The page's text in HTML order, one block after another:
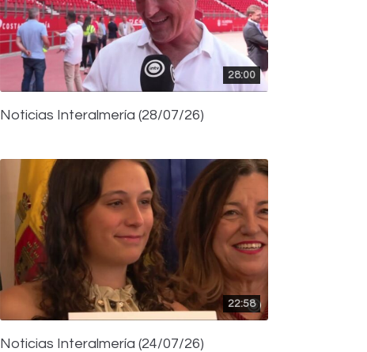
28:00
Noticias Interalmería (28/07/26)
22:58
Noticias Interalmería (24/07/26)